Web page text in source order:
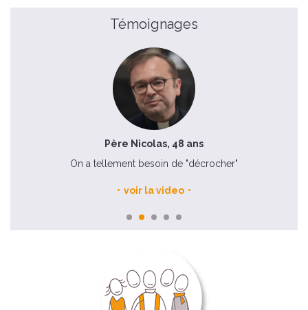
Témoignages
Père Nicolas, 48 ans
On a tellement besoin de "décrocher"
voir la video